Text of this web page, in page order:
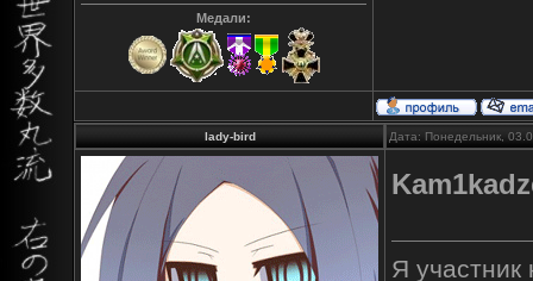
Медали:
lady-bird Дата: Понедельник,
Я участник